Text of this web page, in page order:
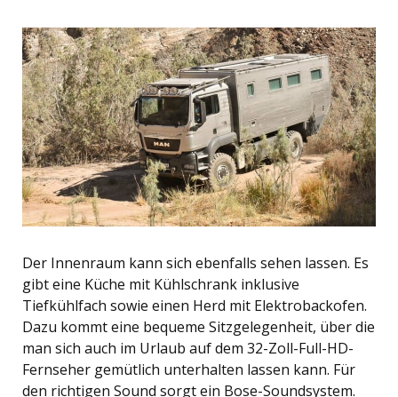
Der Innenraum kann sich ebenfalls sehen lassen. Es
gibt eine Küche mit Kühlschrank inklusive
Tiefkühlfach sowie einen Herd mit Elektrobackofen.
Dazu kommt eine bequeme Sitzgelegenheit, über die
man sich auch im Urlaub auf dem 32-Zoll-Full-HD-
Fernseher gemütlich unterhalten lassen kann. Für
den richtigen Sound sorgt ein Bose-Soundsystem.